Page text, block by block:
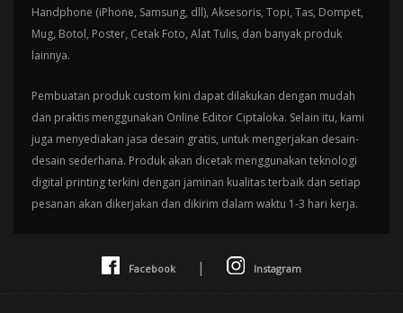
Handphone (iPhone, Samsung, dll), Aksesoris, Topi, Tas, Dompet,
Mug, Botol, Poster, Cetak Foto, Alat Tulis, dan banyak produk
lainnya.
Pembuatan produk custom kini dapat dilakukan dengan mudah
dan praktis menggunakan Online Editor Ciptaloka. Selain itu, kami
juga menyediakan jasa desain gratis, untuk mengerjakan desain-
desain sederhana. Produk akan dicetak menggunakan teknologi
digital printing terkini dengan jaminan kualitas terbaik dan setiap
pesanan akan dikerjakan dan dikirim dalam waktu 1-3 hari kerja.
Facebook | Instagram